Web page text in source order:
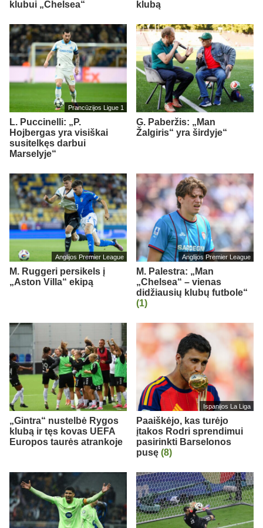
klubui „Chelsea“
klubą
Prancūzijos Ligue 1
L. Puccinelli: „P.
Hojbergas yra visiškai
susitelkęs darbui
Marselyje“
G. Paberžis: „Man
Žalgiris“ yra širdyje“
Anglijos Premier League
M. Ruggeri persikels į
„Aston Villa“ ekipą
Anglijos Premier League
M. Palestra: „Man
„Chelsea“ – vienas
didžiausių klubų futbole“
(1)
„Gintra“ nustelbė Rygos
klubą ir tęs kovas UEFA
Europos taurės atrankoje
Ispanijos La Liga
Paaiškėjo, kas turėjo
įtakos Rodri sprendimui
pasirinkti Barselonos
pusę (8)